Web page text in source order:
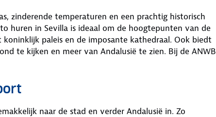
zinderende temperaturen en een prachtig historisch
huren in Sevilla is ideaal om de hoogtepunten van de
paleis en de imposante kathedraal. Ook biedt
te kijken en meer van Andalusië te zien. Bij de ANWB
naar de stad en verder Andalusië in. Zo